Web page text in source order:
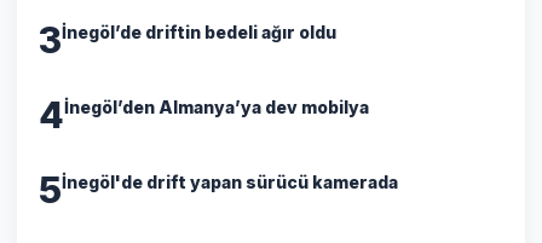
3İnegöl’de driftin bedeli ağır oldu
4İnegöl’den Almanya’ya dev mobilya
5İnegöl'de drift yapan sürücü kamerada